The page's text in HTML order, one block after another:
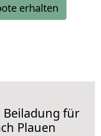
erhalten
Beiladung für
Plauen